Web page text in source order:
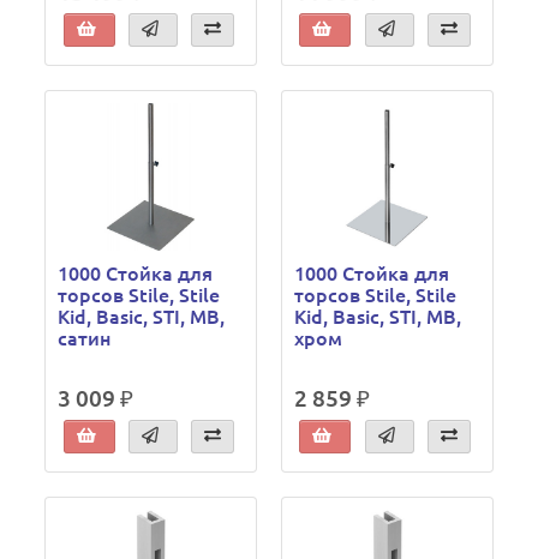
1000 Стойка для
торсов Stile, Stile
Kid, Basic, STI, МВ,
сатин
3 009 ₽
1000 Стойка для
торсов Stile, Stile
Kid, Basic, STI, МВ,
хром
2 859 ₽